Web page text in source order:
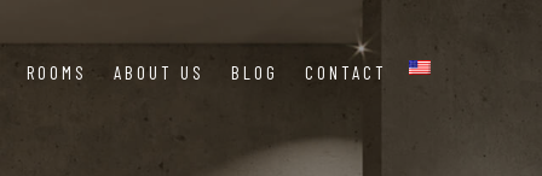
ROOMS ABOUT US BLOG CONTACT